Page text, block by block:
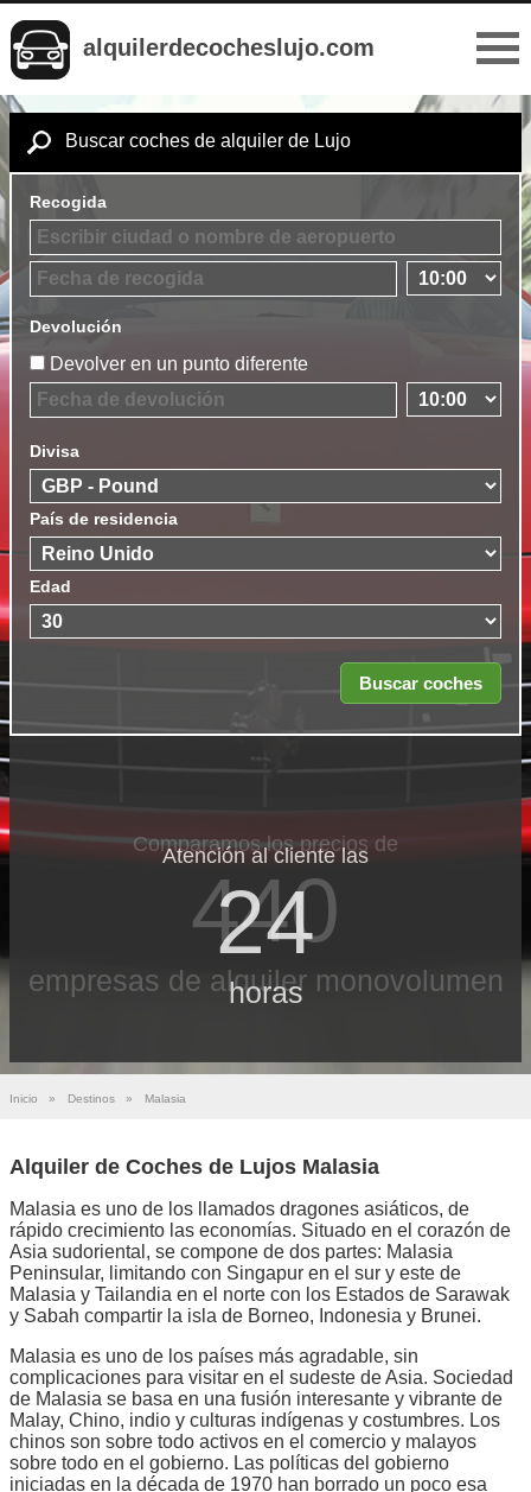
alquilerdecocheslujo.com
Buscar coches de alquiler de Lujo
Recogida
Devolución
Devolver en un punto diferente
Divisa
País de residencia
Edad
Comparamos los precios de
440
empresas de alquiler monovolumen
Atención al cliente las
24
horas
Inicio » Destinos » Malasia
Alquiler de Coches de Lujos Malasia
Malasia es uno de los llamados dragones asiáticos, de
rápido crecimiento las economías. Situado en el corazón de
Asia sudoriental, se compone de dos partes: Malasia
Peninsular, limitando con Singapur en el sur y este de
Malasia y Tailandia en el norte con los Estados de Sarawak
y Sabah compartir la isla de Borneo, Indonesia y Brunei.
Malasia es uno de los países más agradable, sin
complicaciones para visitar en el sudeste de Asia. Sociedad
de Malasia se basa en una fusión interesante y vibrante de
Malay, Chino, indio y culturas indígenas y costumbres. Los
chinos son sobre todo activos en el comercio y malayos
sobre todo en el gobierno. Las políticas del gobierno
iniciadas en la década de 1970 han borrado un poco esa